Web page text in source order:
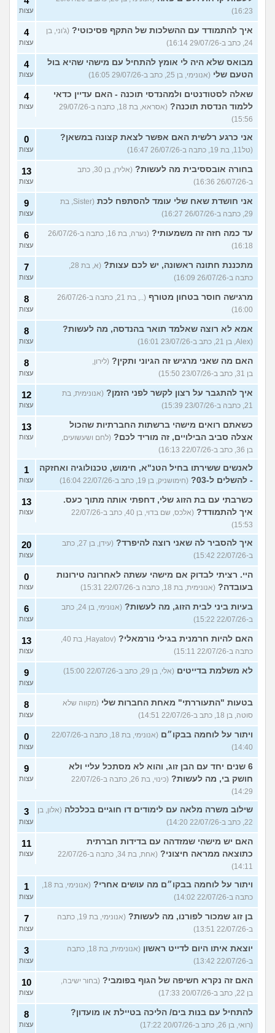
16:23)
עצות
איך להתמודד עם ההשלכות של התקף פסיכוטי? (ג'וני, בן
24, כתב ב-29/07/26 16:14)
4
עצות
מבואס שלא היה לי אומץ להתחיל עם מישהי שהיא בול
הטעם שלי (אנונימי, בן 25, כתב ב-29/07/26 16:05)
4
עצות
שאלה לסטודנטים ולמהנדסי תוכנה - האם עדיין כדאי
ללמוד הנדסת תוכנה?
(אסראא, בת 18, כתבה ב-29/07/26
15:56)
4
עצות
אני כרגע רלשית האם אפשר לצאת קצונה במשאן?
(טל11, בת 19, כתבה ב-26/07/26 16:47)
0
עצות
בחורה אובססיבית מה לעשות?
(אלירן, בן 30, כתב
ב-26/07/26 16:36)
13
עצות
אני חושדת שאח שלי עומד להסתפח לכת
(Sister, בת
29, כתבה ב-26/07/26 16:27)
9
עצות
עד כמה חזה זה משמעותי?
(נערה, בת 16, כתבה ב-26/07/26
16:18)
6
עצות
מתכננת חתונה ראשונה, יש לכם עצות?
(א, בת 28,
כתבה ב-26/07/26 16:09)
7
עצות
מרגישה חוסר בטחון מטורף
(.., בת 21, כתבה ב-26/07/26
16:00)
8
עצות
אמא לא רוצה שאלמד תואר בהנדסה, מה לעשות?
(Alex, בן 21, כתב ב-23/07/26 16:01)
8
עצות
האם מה שאני מרגיש זה הגיוני ותקין? (לירון,
בן 31, כתב ב-23/07/26 15:50)
8
עצות
איך להתגבר על רצון לקשר לפני הזמן? (אנונימית, בת
21, כתבה ב-23/07/26 15:39)
12
עצות
כשאתם רואים מישהי ברשתות החברתיות שהכול
אצלה סביב הבילויים, זה מוריד לכם? (לחם ושעשועים,
בן 36, כתב ב-22/07/26 16:13)
13
עצות
לאנשים ששירתו בחיל הטנ"א, חימוש, טכנולוגיה ואחזקה
- להשלים ל-03?
(חימושניק, בן 19, כתב ב-22/07/26 16:04)
1
עצות
כשרבתי עם בת הזוג שלי, דחפתי אותה מתוך כעס.
איך להתמודד?
(אלכס, שם בדוי, בן 40, כתב ב-22/07/26
15:53)
13
עצות
איך להסביר לה שאני רוצה להיפרד?
(עידן, בן 27, כתב
ב-22/07/26 15:42)
20
עצות
היי. רציתי לבדוק אם מישהי עשתה לאחרונה טירונות
בעובדה? (אנונימית, בת 18, כתבה ב-22/07/26 15:31)
0
עצות
בעיות ביני לבית הזוג, מה לעשות?
(אנונימי, בן 24, כתב
ב-22/07/26 15:22)
6
עצות
האם להיות חרמנית בגילי נורמאלי?
(Hayatov, בת 40,
כתבה ב-22/07/26 15:11)
13
עצות
לא משלמת בדייטים (אלי, בן 29, כתב ב-22/07/26 15:00) 9
עצות
בטעות "התעוררתי" מאחת החברות שלי (מקווה שלא
סוטה, בן 18, כתב ב-22/07/26 14:51)
8
עצות
ויתור על לוחמה בבקו״ם
(אנונימי, בת 18, כתבה ב-22/07/26
14:40)
0
עצות
6 שנים יחד עם הבן זוג, והוא לא מסתכל עליי ולא
חושק בי, מה לעשות?
(כינוי, בת 26, כתבה ב-22/07/26
14:29)
9
עצות
שילוב משרה מלאה עם לימודים דו חוגיים בכלכלה (אלון, בן
22, כתב ב-22/07/26 14:20)
3
עצות
האם יש מישהי שמזדהה עם בדידות חברתית
כתוצאה ממראה חיצוני?
(אחת, בת 34, כתבה ב-22/07/26
14:11)
11
עצות
ויתור על לוחמה בבקו״ם מה עושים אחרי?
(אנונימי, בת 18,
כתבה ב-22/07/26 14:02)
1
עצות
בן זוג שמכור לפורנו, מה לעשות?
(אנונימי, בת 19, כתבה
ב-22/07/26 13:51)
7
עצות
יוצאת איתו היום לדייט ראשון
(אנונימית, בת 18, כתבה
ב-22/07/26 13:42)
3
עצות
האם זה נקרא חשיפה של הגוף בפומבי? (בחור ישיבה,
בן 22, כתב ב-20/07/26 17:33)
10
עצות
להתחיל עם בנות בים/ הליכה בטיילת או מועדון?
(רואי, בן 26, כתב ב-20/07/26 17:22)
8
עצות